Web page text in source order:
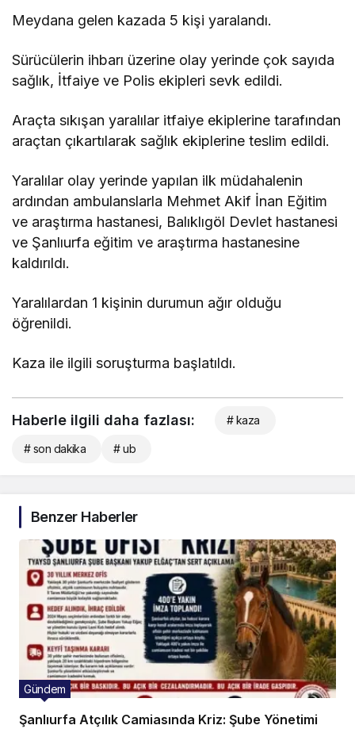
Meydana gelen kazada 5 kişi yaralandı.
Sürücülerin ihbarı üzerine olay yerinde çok sayıda
sağlık, İtfaiye ve Polis ekipleri sevk edildi.
Araçta sıkışan yaralılar itfaiye ekiplerine tarafından
araçtan çıkartılarak sağlık ekiplerine teslim edildi.
Yaralılar olay yerinde yapılan ilk müdahalenin
ardından ambulanslarla Mehmet Akif İnan Eğitim
ve araştırma hastanesi, Balıklıgöl Devlet hastanesi
ve Şanlıurfa eğitim ve araştırma hastanesine
kaldırıldı.
Yaralılardan 1 kişinin durumun ağır olduğu
öğrenildi.
Kaza ile ilgili soruşturma başlatıldı.
Haberle ilgili daha fazlası: # kaza
# son dakika # ub
Benzer Haberler
Şanlıurfa Atçılık Camiasında Kriz: Şube Yönetimi
Gündem